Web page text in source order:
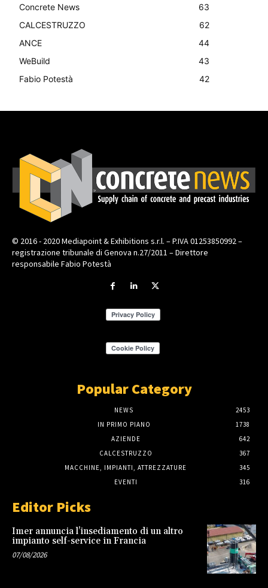
Concrete News
63
CALCESTRUZZO
62
ANCE
44
WeBuild
43
Fabio Potestà
42
© 2016 - 2020 Mediapoint & Exhibitions s.r.l. – P.IVA 01253850992 –
registrazione tribunale di Genova n.27/2011 – Direttore
responsabile Fabio Potestà
Popular Category
NEWS
2453
IN PRIMO PIANO
1738
AZIENDE
642
CALCESTRUZZO
367
MACCHINE, IMPIANTI, ATTREZZATURE
345
EVENTI
316
Editor Picks
Imer annuncia l’insediamento di un altro
impianto self-service in Francia
07/08/2026